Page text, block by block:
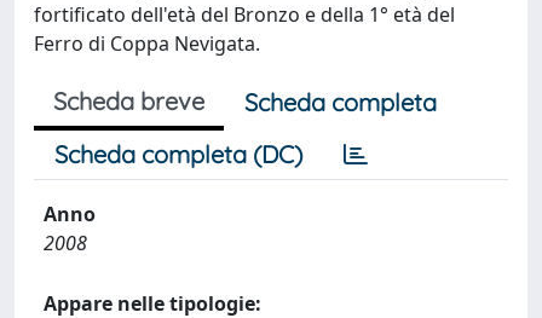
fortificato dell'età del Bronzo e della 1° età del
Ferro di Coppa Nevigata.
Scheda breve
Scheda completa
Scheda completa (DC)
Anno
2008
Appare nelle tipologie: